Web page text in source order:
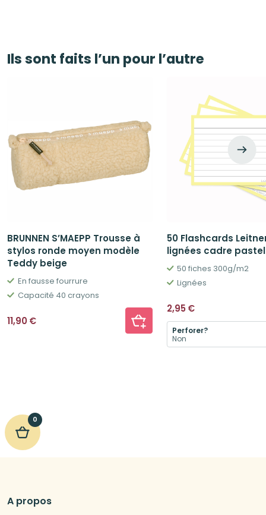
Ils sont faits l’un pour l’autre
BRUNNEN S’MAEPP Trousse à
stylos ronde moyen modèle
Teddy beige
En fausse fourrure
Capacité 40 crayons
11,90€
50 Flashcards
lignées cadre
50 fiches 300g/m2
Lignées
2,95 €
Perforer?
0
A propos